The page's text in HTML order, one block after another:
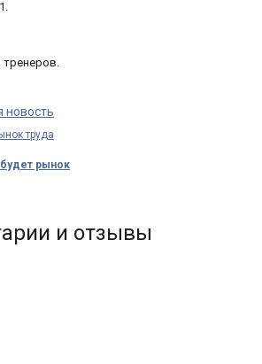
тренеров.
рынок
и отзывы